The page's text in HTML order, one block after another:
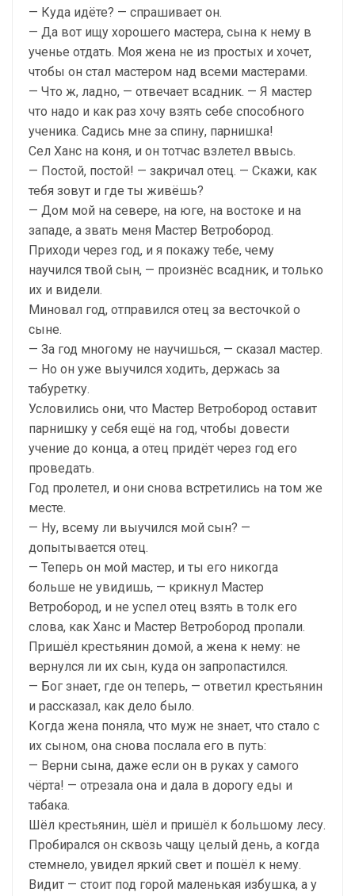
— Куда идёте? — спрашивает он.
— Да вот ищу хорошего мастера, сына к нему в
ученье отдать. Моя жена не из простых и хочет,
чтобы он стал мастером над всеми мастерами.
— Что ж, ладно, — отвечает всадник. — Я мастер
что надо и как раз хочу взять себе способного
ученика. Садись мне за спину, парнишка!
Сел Ханс на коня, и он тотчас взлетел ввысь.
— Постой, постой! — закричал отец. — Скажи, как
тебя зовут и где ты живёшь?
— Дом мой на севере, на юге, на востоке и на
западе, а звать меня Мастер Ветробород.
Приходи через год, и я покажу тебе, чему
научился твой сын, — произнёс всадник, и только
их и видели.
Миновал год, отправился отец за весточкой о
сыне.
— За год многому не научишься, — сказал мастер.
— Но он уже выучился ходить, держась за
табуретку.
Условились они, что Мастер Ветробород оставит
парнишку у себя ещё на год, чтобы довести
учение до конца, а отец придёт через год его
проведать.
Год пролетел, и они снова встретились на том же
месте.
— Ну, всему ли выучился мой сын? —
допытывается отец.
— Теперь он мой мастер, и ты его никогда
больше не увидишь, — крикнул Мастер
Ветробород, и не успел отец взять в толк его
слова, как Ханс и Мастер Ветробород пропали.
Пришёл крестьянин домой, а жена к нему: не
вернулся ли их сын, куда он запропастился.
— Бог знает, где он теперь, — ответил крестьянин
и рассказал, как дело было.
Когда жена поняла, что муж не знает, что стало с
их сыном, она снова послала его в путь:
— Верни сына, даже если он в руках у самого
чёрта! — отрезала она и дала в дорогу еды и
табака.
Шёл крестьянин, шёл и пришёл к большому лесу.
Пробирался он сквозь чащу целый день, а когда
стемнело, увидел яркий свет и пошёл к нему.
Видит — стоит под горой маленькая избушка, а у